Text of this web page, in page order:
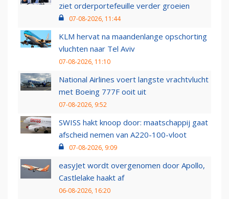
ziet orderportefeuille verder groeien
07-08-2026, 11:44
KLM hervat na maandenlange opschorting
vluchten naar Tel Aviv
07-08-2026, 11:10
National Airlines voert langste vrachtvlucht
met Boeing 777F ooit uit
07-08-2026, 9:52
SWISS hakt knoop door: maatschappij gaat
afscheid nemen van A220-100-vloot
07-08-2026, 9:09
easyJet wordt overgenomen door Apollo,
Castlelake haakt af
06-08-2026, 16:20